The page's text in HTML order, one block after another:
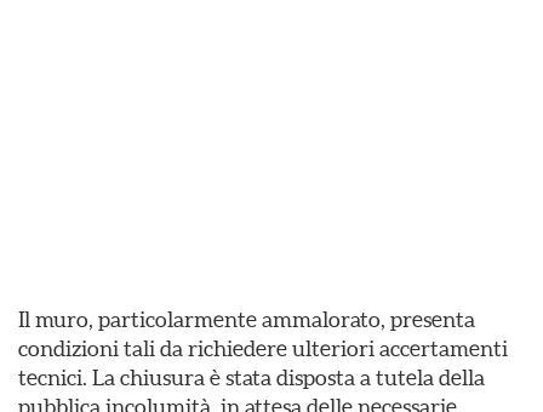
Il muro, particolarmente ammalorato, presenta
condizioni tali da richiedere ulteriori accertamenti
tecnici. La chiusura è stata disposta a tutela della
pubblica incolumità, in attesa delle necessarie